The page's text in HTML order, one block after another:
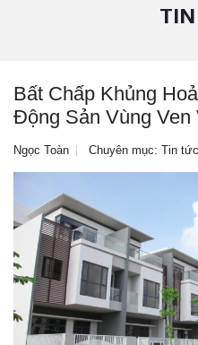
Bất Chấp Khủng
Động Sản Vùng Ven
Ngọc Toàn Chuyên mục: Tin tức